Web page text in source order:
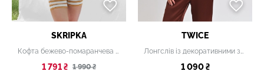
SKRIPKA
Кофта бежево-помаранчева смугаста
1 791 ₴ 1 990 ₴
TWICE
Лонгслів із декоративними збірками коричневий
1 090 ₴